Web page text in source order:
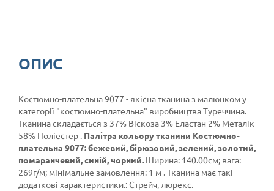
ОПИС
Костюмно-плательна 9077 - якісна тканина з малюнком у
категорії "костюмно-плательна" виробництва Туреччина.
Тканина складається з 37% Віскоза 3% Еластан 2% Металік
58% Поліестер . Палітра кольору тканини Костюмно-
плательна 9077: бежевий, бірюзовий, зелений, золотий,
помаранчевий, синій, чорний. Ширина: 140.00см; вага:
269г/м; мінімальне замовлення: 1 м . Тканина має такі
додаткові характеристики.: Стрейч, люрекс.